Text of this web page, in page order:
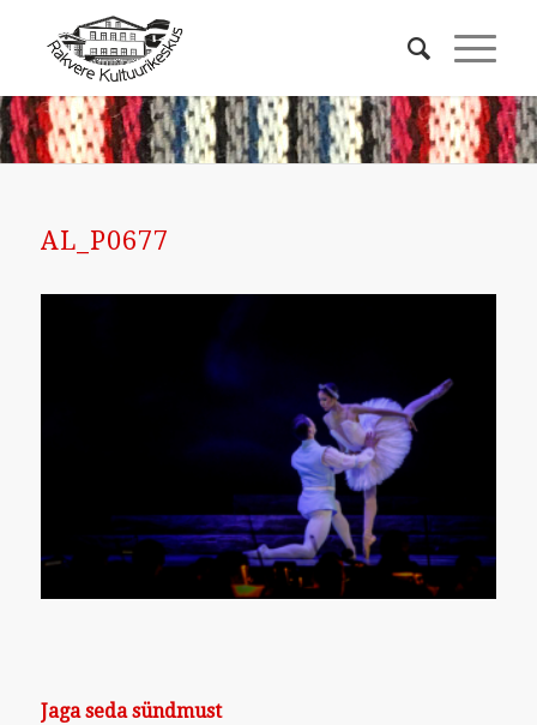
AL_P0677
Jaga seda sündmust